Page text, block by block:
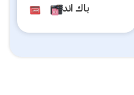
باك اند